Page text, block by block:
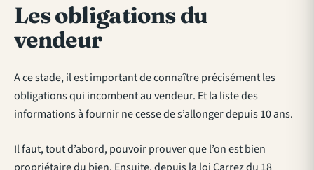
Les obligations du
vendeur
A ce stade, il est important de connaître précisément les
obligations qui incombent au vendeur. Et la liste des
informations à fournir ne cesse de s’allonger depuis 10 ans.
Il faut, tout d’abord, pouvoir prouver que l’on est bien